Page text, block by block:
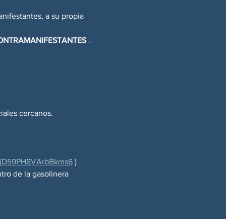
a su propia
.
cercanos.
)
de la gasolinera